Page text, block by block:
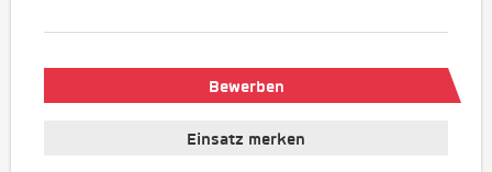
Bewerben
Einsatz merken